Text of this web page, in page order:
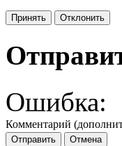
Принять Отклонить
Ошибка:
Комментарий
Отправить
Отмена